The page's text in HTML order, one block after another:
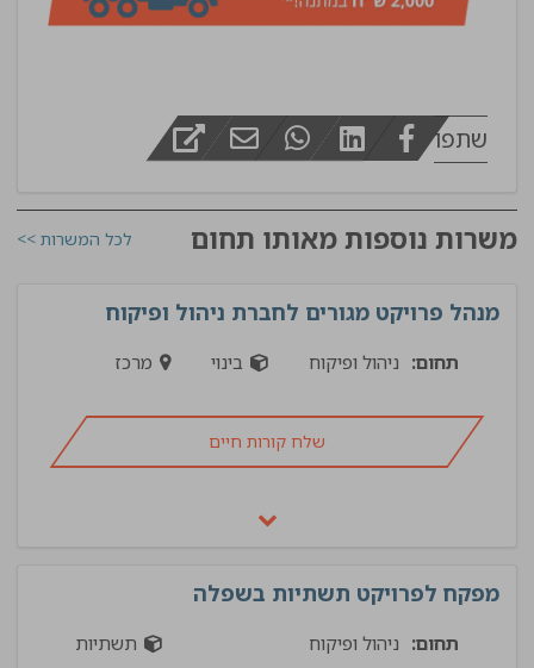
שתפו
משרות נוספות מאותו תחום לכל המשרות >>
מנהל פרויקט מגורים לחברת ניהול ופיקוח
תחום: ניהול ופיקוח בינוי מרכז
שלח קורות חיים
מפקח לפרויקט תשתיות בשפלה
תחום: ניהול ופיקוח
תשתיות